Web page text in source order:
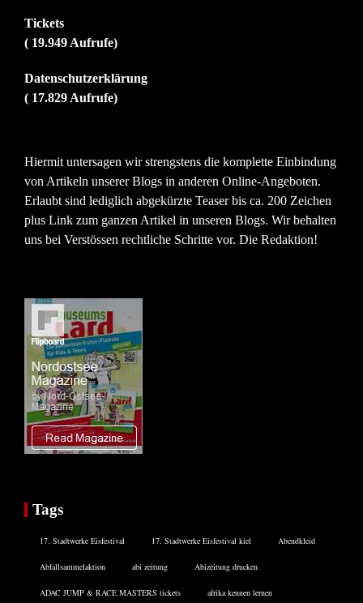
Tickets
( 19.949 Aufrufe)
Datenschutzerklärung
( 17.829 Aufrufe)
Hiermit untersagen wir strengstens die komplette Einbindung
von Artikeln unserer Blogs in anderen Online-Angeboten.
Erlaubt sind lediglich abgekürzte Teaser bis ca. 200 Zeichen
plus Link zum ganzen Artikel in unseren Blogs. Wir behalten
uns bei Verstössen rechtliche Schritte vor. Die Redaktion!
Tags
17. Stadtwerke Eisfestival 17. Stadtwerke Eisfestival kiel Abendkleid
Abfallsammelaktion abi zeitung Abizeitung drucken
ADAC JUMP & RACE MASTERS tickets afrika kennen lernen